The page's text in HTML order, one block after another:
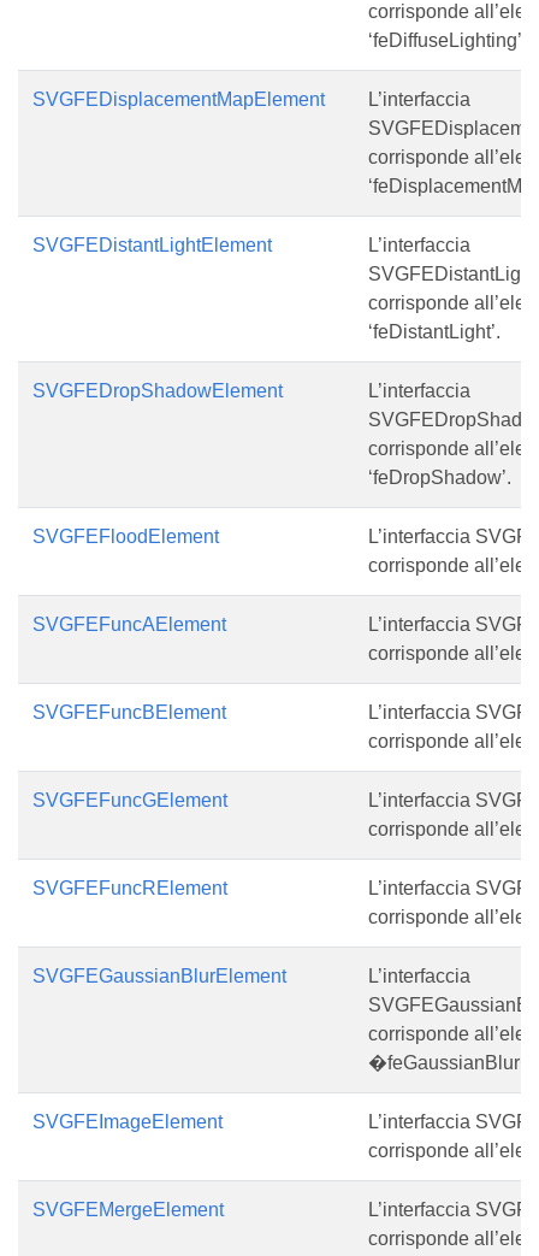
corrisponde
‘feDiffuseLighting’.
SVGFEDisplacementMapElement
L’interfaccia
corrisponde
SVGFEDistantLightElement
L’interfaccia
corrisponde
‘feDistantLight’.
SVGFEDropShadowElement
L’interfaccia
corrisponde
‘feDropShadow’.
SVGFEFloodElement
L’interfaccia
corrisponde
SVGFEFuncAElement
L’interfaccia
corrisponde
SVGFEFuncBElement
L’interfaccia
corrisponde
SVGFEFuncGElement
L’interfaccia
corrisponde
SVGFEFuncRElement
L’interfaccia
corrisponde
SVGFEGaussianBlurElement
L’interfaccia
corrisponde
SVGFEImageElement
L’interfaccia
corrisponde
SVGFEMergeElement
L’interfaccia
corrisponde